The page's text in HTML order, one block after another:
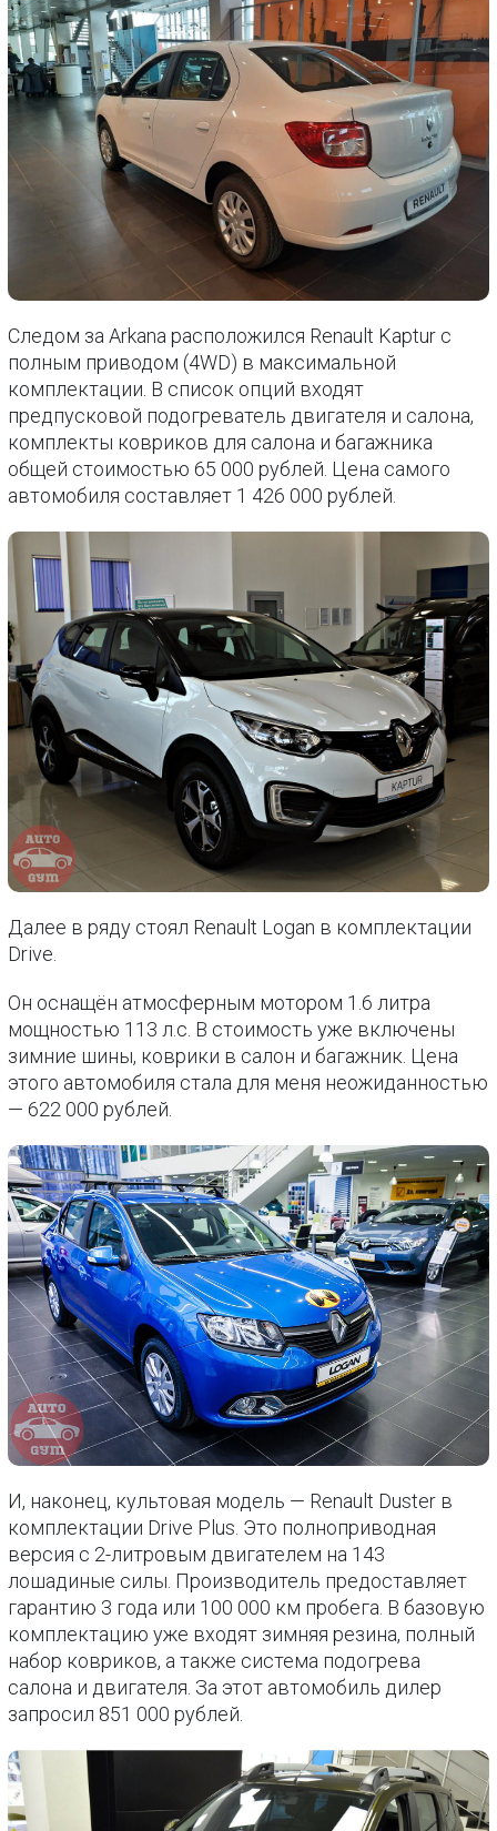
Следом за Arkana расположился Renault Kaptur с
полным приводом (4WD) в максимальной
комплектации. В список опций входят
предпусковой подогреватель двигателя и салона,
комплекты ковриков для салона и багажника
общей стоимостью 65 000 рублей. Цена самого
автомобиля составляет 1 426 000 рублей.
Далее в ряду стоял Renault Logan в комплектации
Drive.
Он оснащён атмосферным мотором 1.6 литра
мощностью 113 л.с. В стоимость уже включены
зимние шины, коврики в салон и багажник. Цена
этого автомобиля стала для меня неожиданностью
— 622 000 рублей.
И, наконец, культовая модель — Renault Duster в
комплектации Drive Plus. Это полноприводная
версия с 2-литровым двигателем на 143
лошадиные силы. Производитель предоставляет
гарантию 3 года или 100 000 км пробега. В базовую
комплектацию уже входят зимняя резина, полный
набор ковриков, а также система подогрева
салона и двигателя. За этот автомобиль дилер
запросил 851 000 рублей.